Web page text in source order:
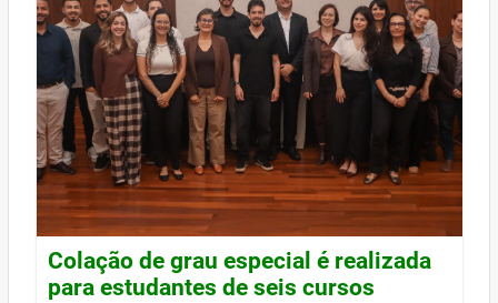
Colação de grau especial é realizada
para estudantes de seis cursos